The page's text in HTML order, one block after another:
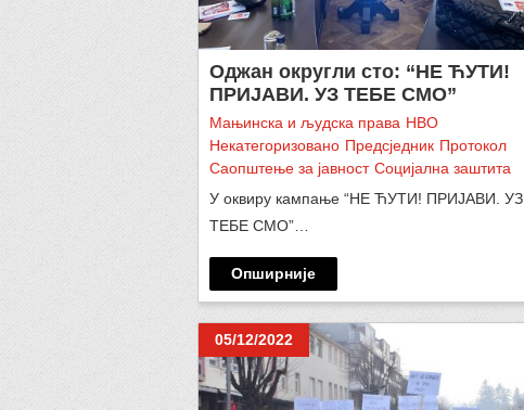
Оджан округли сто: “НЕ ЋУТИ!
ПРИЈАВИ. УЗ ТЕБЕ СМО”
Мањинска и људска права НВО
Некатегоризовано Предсједник Протокол
Саопштење за јавност Социјална заштита
У оквиру кампање “НЕ ЋУТИ! ПРИЈАВИ. УЗ
ТЕБЕ СМО”…
Опширније
05/12/2022